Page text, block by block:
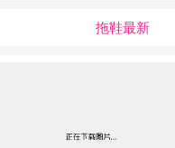
拖鞋最新